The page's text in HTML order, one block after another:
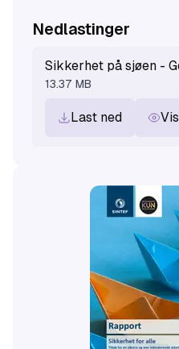
Nedlastinger
13.37 MB
Last ned Vis